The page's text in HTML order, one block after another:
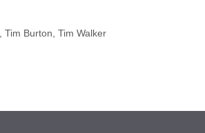
,Tim Burton ,Tim Walker